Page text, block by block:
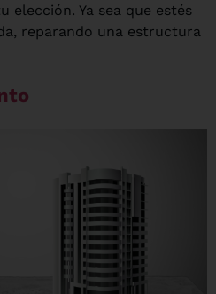
elección. Ya sea que estés
reparando una estructura